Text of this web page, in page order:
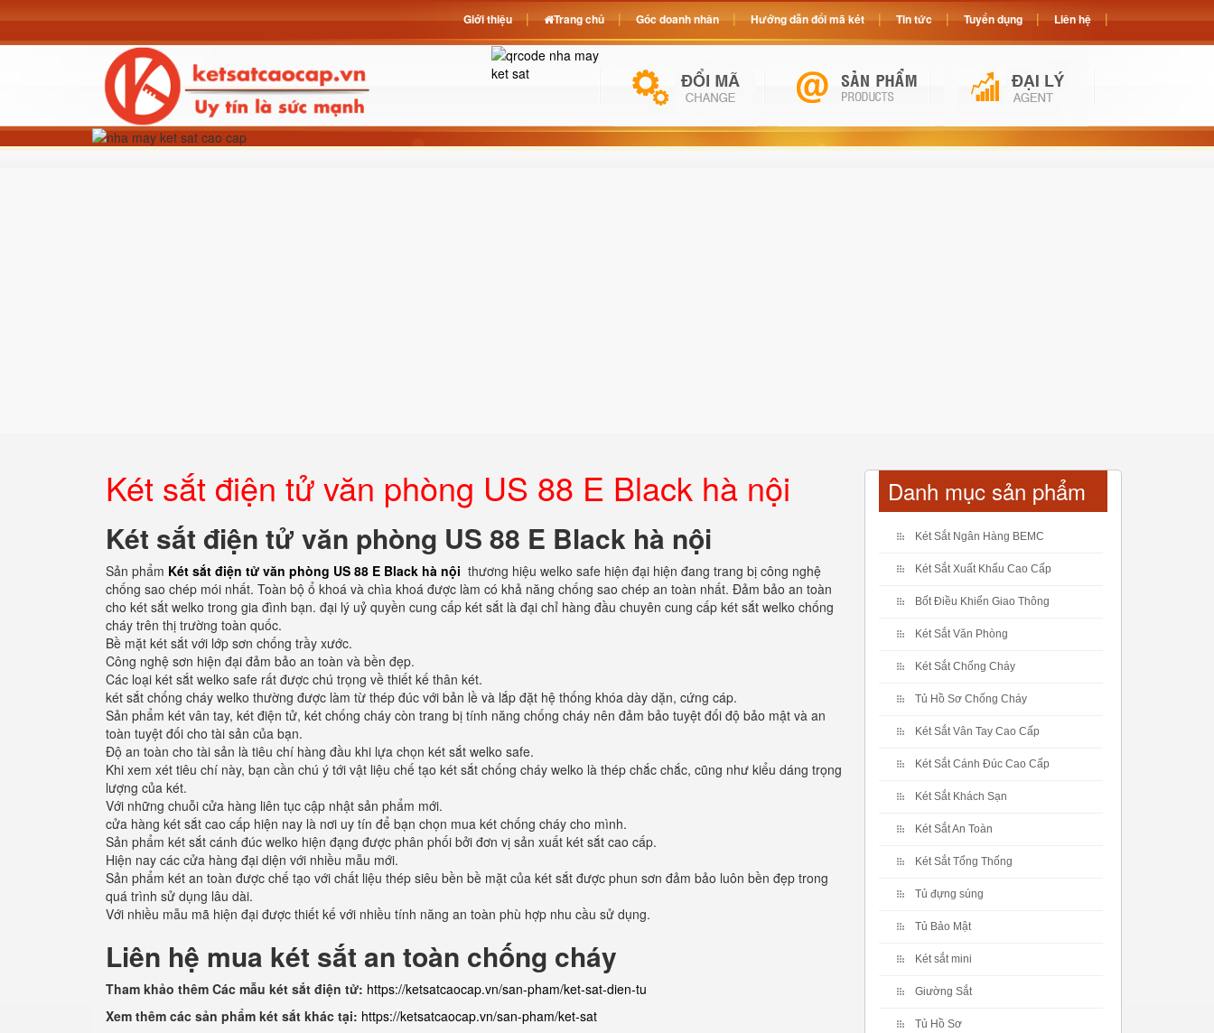
Két sắt điện tử văn phòng US 88 E Black hà nội
Két sắt điện tử văn phòng US 88 E Black hà nội
Sản phẩm Két sắt điện tử văn phòng US 88 E Black hà nội thương hiệu welko safe hiện đại hiện đang trang bị công nghệ
chống sao chép mói nhất. Toàn bộ ổ khoá và chìa khoá được làm có khả năng chống sao chép an toàn nhất. Đảm bảo an toàn
cho két sắt welko trong gia đình bạn. đại lý uỷ quyền cung cấp két sắt là đại chỉ hàng đầu chuyên cung cấp két sắt welko chống
cháy trên thị trường toàn quốc.
Bề mặt két sắt với lớp sơn chống trầy xước.
Công nghệ sơn hiện đại đảm bảo an toàn và bền đẹp.
Các loại két sắt welko safe rất được chú trọng về thiết kế thân két.
két sắt chống cháy welko thường được làm từ thép đúc với bản lề và lắp đặt hệ thống khóa dày dặn, cứng cáp.
Sản phẩm két vân tay, két điện tử, két chống cháy còn trang bị tính năng chống cháy nên đảm bảo tuyệt đối độ bảo mật và an
toàn tuyệt đối cho tài sản của bạn.
Độ an toàn cho tài sản là tiêu chí hàng đầu khi lựa chọn két sắt welko safe.
Khi xem xét tiêu chí này, bạn cần chú ý tới vật liệu chế tạo két sắt chống cháy welko là thép chắc chắc, cũng như kiểu dáng trọng
lượng của két.
Với những chuỗi cửa hàng liên tục cập nhật sản phẩm mới.
cửa hàng két sắt cao cấp hiện nay là nơi uy tín để bạn chọn mua két chống cháy cho mình.
Sản phẩm két sắt cánh đúc welko hiện đạng được phân phối bởi đơn vị sản xuất két sắt cao cấp.
Hiện nay các cửa hàng đại diện với nhiều mẫu mới.
Sản phẩm két an toàn được chế tạo với chất liệu thép siêu bền bề mặt của két sắt được phun sơn đảm bảo luôn bền đẹp trong
quá trình sử dụng lâu dài.
Với nhiều mẫu mã hiện đại được thiết kế với nhiều tính năng an toàn phù hợp nhu cầu sử dụng.
Liên hệ mua két sắt an toàn chống cháy
Tham khảo thêm Các mẫu két sắt điện tử: https://ketsatcaocap.vn/san-pham/ket-sat-dien-tu
Xem thêm các sản phẩm két sắt khác tại: https://ketsatcaocap.vn/san-pham/ket-sat
Danh mục sản phẩm
Két Sắt Ngân Hàng BEMC
Két Sắt Xuất Khẩu Cao Cấp
Bốt Điều Khiển Giao Thông
Két Sắt Văn Phòng
Két Sắt Chống Cháy
Tủ Hồ Sơ Chống Cháy
Két Sắt Vân Tay Cao Cấp
Két Sắt Cánh Đúc Cao Cấp
Két Sắt Khách Sạn
Két Sắt An Toàn
Két Sắt Tổng Thống
Tủ đựng súng
Tủ Bảo Mật
Két sắt mini
Giường Sắt
Tủ Hồ Sơ
Giới thiệu Trang chủ Góc doanh nhân Hướng dẫn đổi mã két Tin tức Tuyển dụng Liên hệ